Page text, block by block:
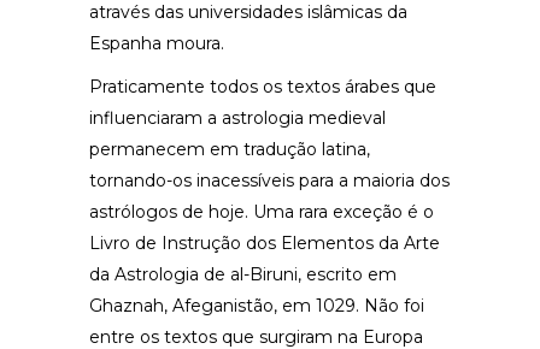
através das universidades islâmicas da
Espanha moura.
Praticamente todos os textos árabes que
influenciaram a astrologia medieval
permanecem em tradução latina,
tornando-os inacessíveis para a maioria dos
astrólogos de hoje. Uma rara exceção é o
Livro de Instrução dos Elementos da Arte
da Astrologia de al-Biruni, escrito em
Ghaznah, Afeganistão, em 1029. Não foi
entre os textos que surgiram na Europa